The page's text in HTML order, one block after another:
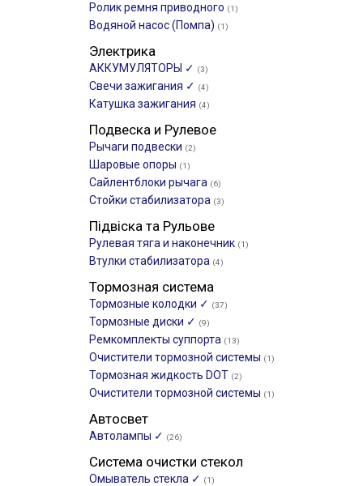
Ролик ремня приводного (1)
Водяной насос (Помпа) (1)
Электрика
АККУМУЛЯТОРЫ ✓ (3)
Свечи зажигания ✓ (4)
Катушка зажигания (4)
Подвеска и Рулевое
Рычаги подвески (2)
Шаровые опоры (1)
Сайлентблоки рычага (6)
Стойки стабилизатора (3)
Підвіска та Рульове
Рулевая тяга и наконечник (1)
Втулки стабилизатора (4)
Тормозная система
Тормозные колодки ✓ (37)
Тормозные диски ✓ (9)
Ремкомплекты суппорта (13)
Очистители тормозной системы (1)
Тормозная жидкость DOT (2)
Очистители тормозной системы (1)
Автосвет
Автолампы ✓ (26)
Система очистки стекол
Омыватель стекла ✓ (1)